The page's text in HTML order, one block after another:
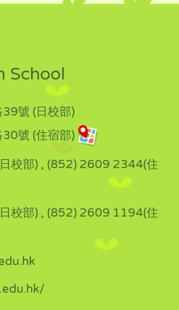
School
號 (日校部)
號 (住宿部)
校部) , (852) 2609 2344(住
校部) , (852) 2609 1194(住